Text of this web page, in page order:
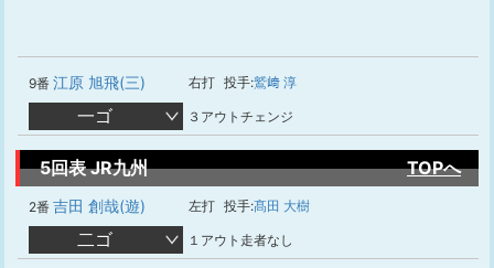
9番 江原 旭飛(三) 右打 投手:鷲﨑 淳
一ゴ ３アウトチェンジ
5回表 JR九州 TOPへ
2番 吉田 創哉(遊) 左打 投手:髙田 大樹
二ゴ １アウト走者なし